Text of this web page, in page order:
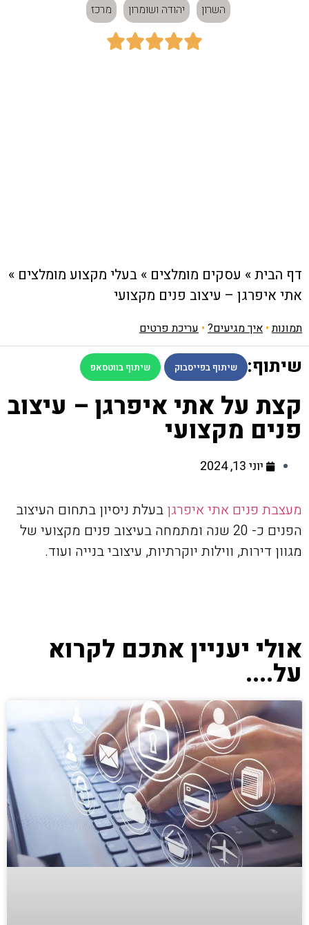
השרון יהודה ושומרון מרכז





דף הבית» עסקים מומלצים » בעלי מקצוע מומלצים »
אתי איפרגן – עיצוב פנים מקצועי
תמונות• איך מגיעים? • עריכת פרטים
שיתוף: שיתוף בפייסבוק שיתוף בווטסאפ
קצת על אתי איפרגן – עיצוב
פנים מקצועי
יוני 13, 2024
מעצבת פנים אתי איפרגן בעלת ניסיון בתחום העיצוב
הפנים כ- 20 שנה ומתמחה בעיצוב פנים מקצועי של
מגוון דירות, ווילות יוקרתיות, עיצובי בנייה ועוד.
אולי יעניין אתכם לקרוא
על....